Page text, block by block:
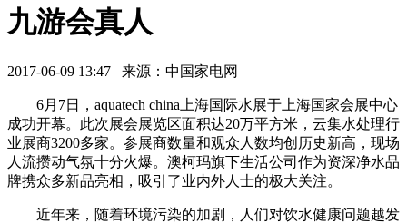
九游会真人
2017-06-09 13:47 来源：中国家电网
6月7日，aquatech china上海国际水展于上海国家会展中心
成功开幕。此次展会展览区面积达20万平方米，云集水处理行
业展商3200多家。参展商数量和观众人数均创历史新高，现场
人流攒动气氛十分火爆。澳柯玛旗下生活公司作为资深净水品
牌携众多新品亮相，吸引了业内外人士的极大关注。
近年来，随着环境污染的加剧，人们对饮水健康问题越发